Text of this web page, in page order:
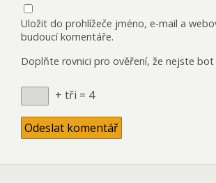
Uložit do prohlížeče jméno, e-mail a
budoucí komentáře.
Doplňte rovnici pro ověření, že nejste bot
+ tři = 4